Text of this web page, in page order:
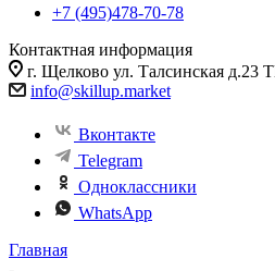
+7 (495)478-70-78
Контактная информация
г. Щелково ул. Талсинская
info@skillup.market
Вконтакте
Telegram
Одноклассники
WhatsApp
Главная